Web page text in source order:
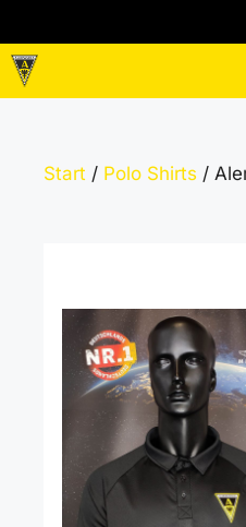
Inhalt
springen
Start / Polo Shirts /